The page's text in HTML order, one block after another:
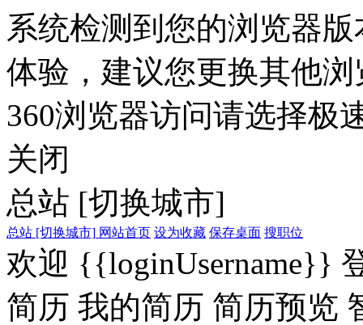
系统检测到您的浏览器
体验，建议您更换其他
360浏览器访问请选择极
关闭
总站 [切换城市]
总站 [切换城市] 网站首页 设为收藏 保存桌面 搜职位
欢迎 {{loginUsername}}
简历 我的简历 简历预览